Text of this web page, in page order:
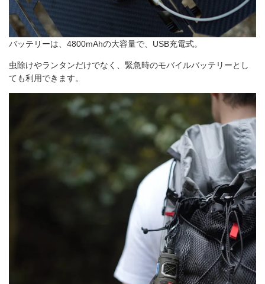
バッテリーは、4800mAhの大容量で、USB充電式。
虫除けやランタンだけでなく、緊急時のモバイルバッテリーとし
ても利用できます。